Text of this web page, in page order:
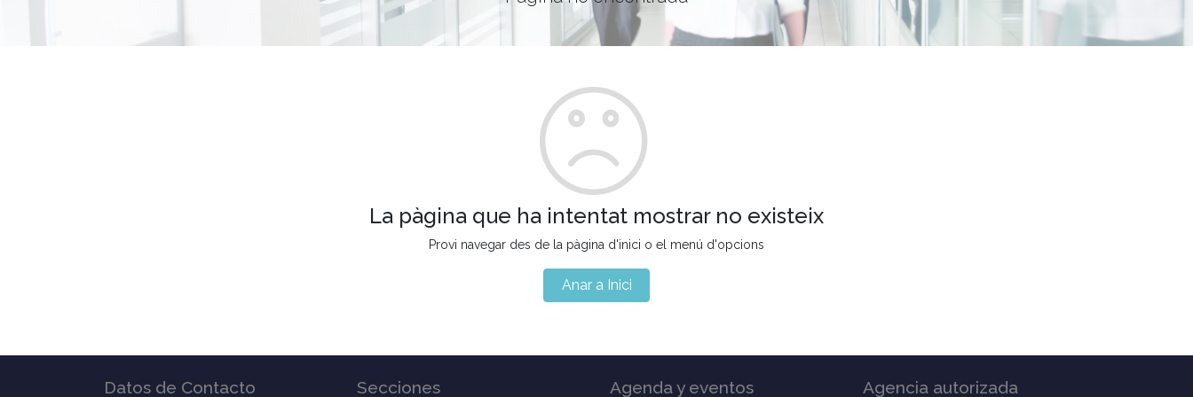
La pàgina que ha intentat mostrar no existeix
Provi navegar des de la pàgina d'inici o el menú d'opcions
Anar a Inici
Datos de Contacto Secciones Agenda y eventos Agencia autorizada